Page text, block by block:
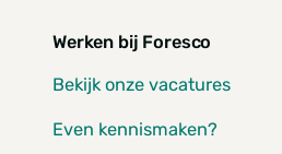
Werken bij Foresco
Bekijk onze vacatures
Even kennismaken?